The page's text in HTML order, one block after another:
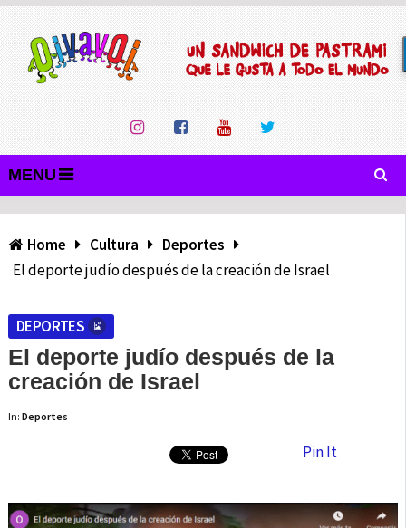
MENU
Home Cultura
Deportes
El deporte judío después de la creación de Israel
DEPORTES
El deporte judío después de la
creación de Israel
In: Deportes
Pin It